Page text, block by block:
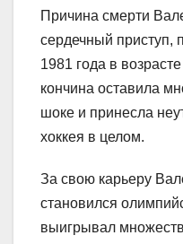
Причина смерти
сердечный приступ,
1981 года в
кончина оставила
шоке и принесла
хоккея в целом.
За свою карьеру
становился
выигрывал